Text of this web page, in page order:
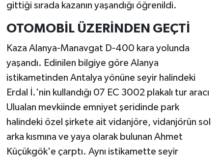
gittiği sırada kazanın yaşandığı öğrenildi.
OTOMOBİL ÜZERİNDEN GEÇTİ
Kaza Alanya-Manavgat D-400 kara yolunda
yaşandı. Edinilen bilgiye göre Alanya
istikametinden Antalya yönüne seyir halindeki
Erdal İ.'nin kullandığı 07 EC 3002 plakalı tur aracı
Ulualan mevkiinde emniyet şeridinde park
halindeki özel şirkete ait vidanjöre, vidanjörün sol
arka kısmına ve yaya olarak bulunan Ahmet
Küçükgök'e çarptı. Aynı istikamette seyir